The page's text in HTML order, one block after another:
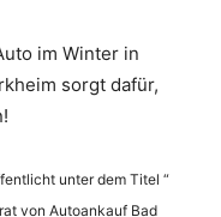
im Winter in
sorgt dafür,
unter dem Titel “
von Autoankauf Bad